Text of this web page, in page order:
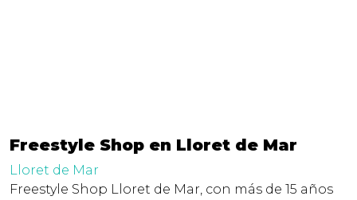
Freestyle Shop en Lloret de Mar
Lloret de Mar
Freestyle Shop Lloret de Mar, con más de 15 años